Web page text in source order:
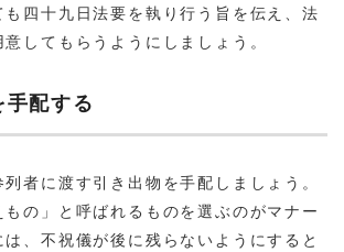
四十九日法要を執り行う旨を伝え、法
してもらうようにしましょう。
配する
者に渡す引き出物を手配しましょう。
の」と呼ばれるものを選ぶのがマナー
、不祝儀が後に残らないようにすると